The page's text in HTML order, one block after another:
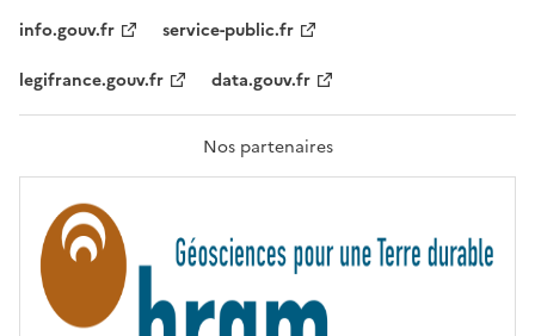
F
A
T
R
T
É
info.gouv.fr
service-public.fr
legifrance.gouv.fr
data.gouv.fr
Nos partenaires